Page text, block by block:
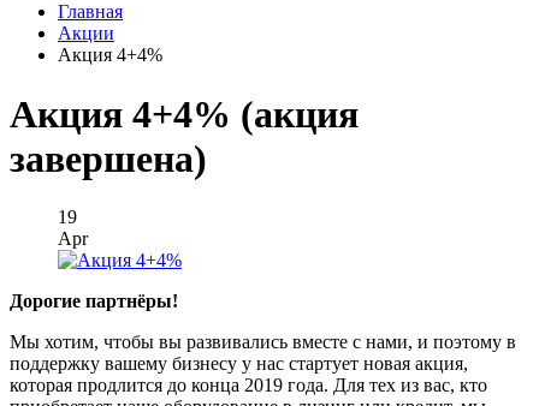
Главная
Акции
Акция 4+4%
Акция 4+4% (акция
завершена)
19
Apr
Дорогие партнёры!
Мы хотим, чтобы вы развивались вместе с нами, и поэтому в
поддержку вашему бизнесу у нас стартует новая акция,
которая продлится до конца 2019 года. Для тех из вас, кто